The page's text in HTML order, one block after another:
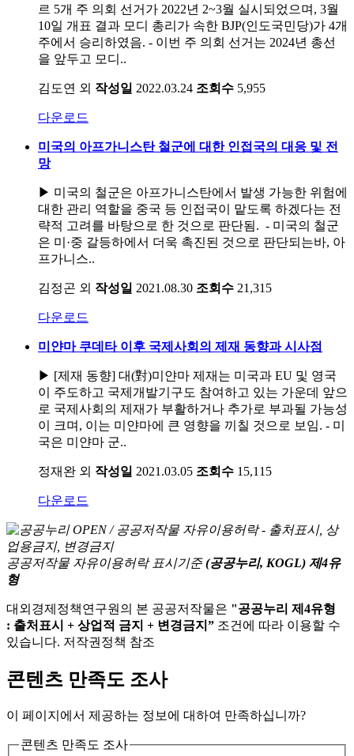
르 5개 주 의회 선거가 2022년 2~3월 실시되었으며, 3월
10일 개표 결과 모디 총리가 속한 BJP(인도국민당)가 4개
주에서 승리하였음. - 이번 주 의회 선거는 2024년 총선
을 앞두고 모디..
김도연 외 작성일 2022.03.24 조회수 5,955
다운로드
미국의 아프가니스탄 철군에 대한 인접국의 대응 및 전
망
▶ 미국의 철군은 아프가니스탄에서 발생 가능한 위험에
대한 관리 역할을 중국 등 인접국이 맡도록 하겠다는 전
략적 고려를 바탕으로 한 것으로 판단됨. - 미국의 철군
은 미·중 갈등하에서 더욱 촉진된 것으로 판단되는바, 아
프가니스..
김정곤 외 작성일 2021.08.30 조회수 21,315
다운로드
미얀마 쿠데타 이후 국제사회의 제재 동향과 시사점
▶ [제재 동향] 대(對)미얀마 제재는 미국과 EU 및 영국
이 주도하고 국제개발기구도 참여하고 있는 가운데 앞으
로 국제사회의 제재가 부활하거나 추가로 부과될 가능성
이 크며, 이는 미얀마에 큰 영향을 끼칠 것으로 보임. - 미
국은 미얀마 군..
정재완 외 작성일 2021.03.05 조회수 15,115
다운로드
공공저작물 자유이용허락 표시기준 (공공누리, KOGL) 제4유
형
대외경제정책연구원의 본 공공저작물은 "공공누리 제4유형
: 출처표시 + 상업적 금지 + 변경금지” 조건에 따라 이용할 수
있습니다. 저작권정책 참조
콘텐츠 만족도 조사
이 페이지에서 제공하는 정보에 대하여 만족하십니까?
콘텐츠 만족도 조사